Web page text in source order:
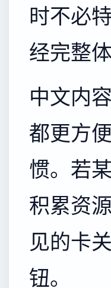
时不必
经完整体
中文内
都更方
惯。若
积累资
见的卡
钮。